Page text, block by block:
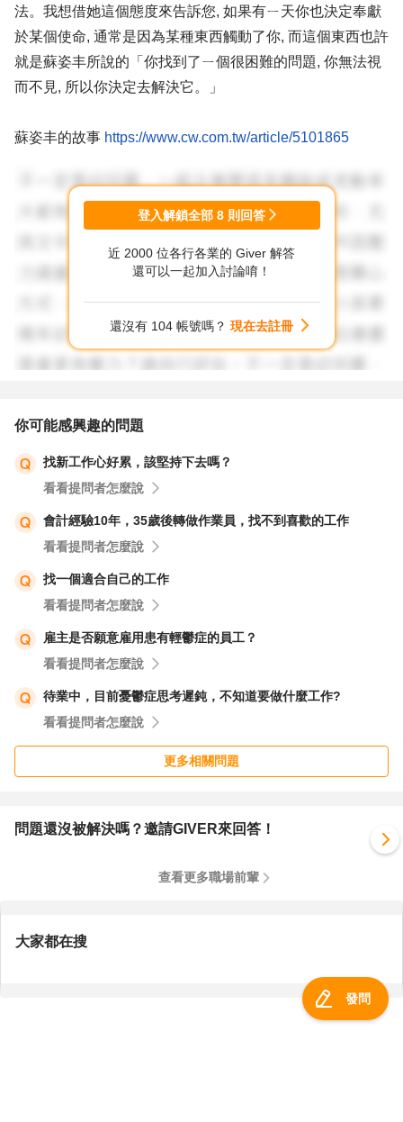
法。我想借她這個態度來告訴您, 如果有ㄧ天你也決定奉獻
於某個使命, 通常是因為某種東西觸動了你, 而這個東西也許
就是蘇姿丰所說的「你找到了ㄧ個很困難的問題, 你無法視
而不見, 所以你決定去解決它。」
蘇姿丰的故事 https://www.cw.com.tw/article/5101865
從你下定決心那ㄧ刻開始, 你會覺得好像找到了這輩子存在
的理由, 為它廢寢忘食. 我自己也ㄧ樣, 104人力銀行在25年
前成為我存在的理由; 我在想, 如果我把你當成我20歲時的
自己, 我會怎麼告訴你我體驗到的真理, 因為篇幅有點多, 所
在寫第ㄧ個體驗前, 我想先問你:如果有一天你得到諾貝爾
我聽過最喜歡的感言是John Nash 的。他在20幾歲發表他
精神分裂症，還好因為有他夫人的照顧才得以康復, 直到65
歲時獲得諾貝爾獎，因此在他的演說裏他說「你是我存在的
理由，你是我所有的理由」, 這個「你」代表他對老婆的感
激以及數學帶給他的喜悅。
John的諾貝爾獎得獎感言
聽過後, 你會想知道你存在的理由是什麼嗎？如果你想知道
但還沒找到，那麼我會在未來跟你描述我是怎麼找到我的理
由供你參考。
登入解鎖全部 8 則回答
近 2000 位各行各業的 Giver 解答
還可以一起加入討論唷！
還沒有 104 帳號嗎？ 現在去註冊
你可能感興趣的問題
找新工作心好累，該堅持下去嗎？
看看提問者怎麼說
會計經驗10年，35歲後轉做作業員，找不到喜歡的工作
看看提問者怎麼說
找一個適合自己的工作
看看提問者怎麼說
雇主是否願意雇用患有輕鬱症的員工？
看看提問者怎麼說
待業中，目前憂鬱症思考遲鈍，不知道要做什麼工作?
看看提問者怎麼說
更多相關問題
問題還沒被解決嗎？邀請GIVER來回答！
查看更多職場前輩
大家都在搜
發問